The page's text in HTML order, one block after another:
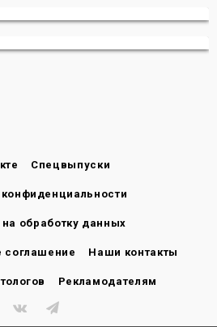
Спецвыпуски
конфиденциальности
на обработку данных
соглашение Наши контакты
Рекламодателям